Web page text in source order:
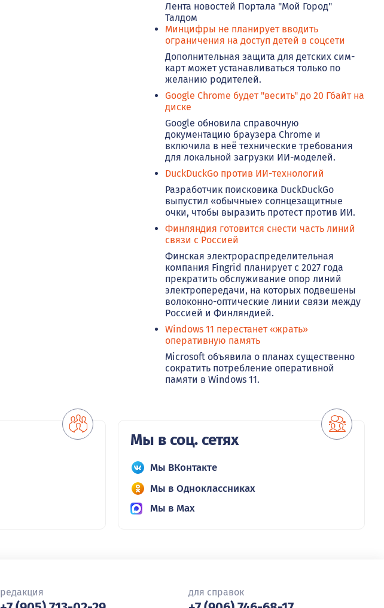
Лента новостей Портала "Мой Город"
Талдом
Минцифры не планирует вводить
ограничения на доступ детей в соцсети
Дополнительная защита для детских сим-
карт может устанавливаться только по
желанию родителей.
Google Chrome будет "весить" до 20 Гбайт на
диске
Google обновила справочную
документацию браузера Chrome и
включила в неё технические требования
для локальной загрузки ИИ-моделей.
DuckDuckGo против ИИ-технологий
Разработчик поисковика DuckDuckGo
выпустил «обычные» солнцезащитные
очки, чтобы выразить протест против ИИ.
Финляндия готовится снести часть линий
связи с Россией
Финская электрораспределительная
компания Fingrid планирует с 2027 года
прекратить обслуживание опор линий
электропередачи, на которых подвешены
волоконно-оптические линии связи между
Россией и Финляндией.
Windows 11 перестанет «жрать»
оперативную память
Microsoft объявила о планах существенно
сократить потребление оперативной
памяти в Windows 11.
Мы в соц. сетях
Мы ВКонтакте
Мы в Одноклассниках
Мы в Max
редакция для справок